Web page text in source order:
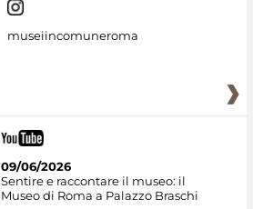
museiincomuneroma
09/06/2026
Sentire e raccontare il museo: il
Museo di Roma a Palazzo Braschi